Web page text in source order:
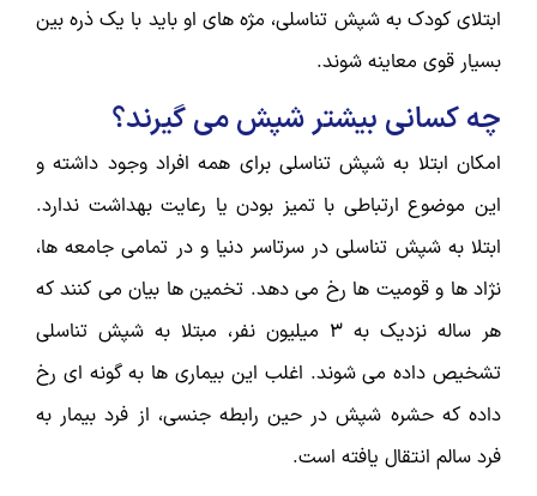
ابتلای کودک به شپش تناسلی، مژه های او باید با یک ذره بین
بسیار قوی معاینه شوند.
چه کسانی بیشتر شپش می گیرند؟
امکان ابتلا به شپش تناسلی برای همه افراد وجود داشته و
این موضوع ارتباطی با تمیز بودن یا رعایت بهداشت ندارد.
ابتلا به شپش تناسلی در سرتاسر دنیا و در تمامی جامعه ها،
نژاد ها و قومیت ها رخ می دهد. تخمین ها بیان می کنند که
هر ساله نزدیک به 3 میلیون نفر، مبتلا به شپش تناسلی
تشخیص داده می شوند. اغلب این بیماری ها به گونه ای رخ
داده که حشره شپش در حین رابطه جنسی، از فرد بیمار به
فرد سالم انتقال یافته است.